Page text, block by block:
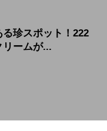
珍スポット！222
リームが...